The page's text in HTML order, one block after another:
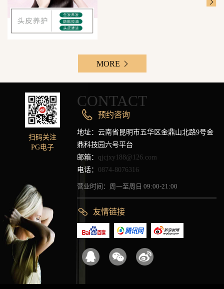
MORE
扫码关注
PG电子
CONTACT
预约咨询
地址：云南省昆明市五华区金鼎山北路9号金
鼎科技园六号平台
邮箱： qjcjxy188@126.com
电话： 0874-8076316
营业时间：周一至周日 09:00-21:00
友情链接